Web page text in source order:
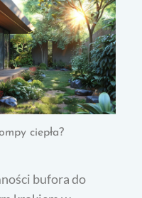
ciepła?
bufora do